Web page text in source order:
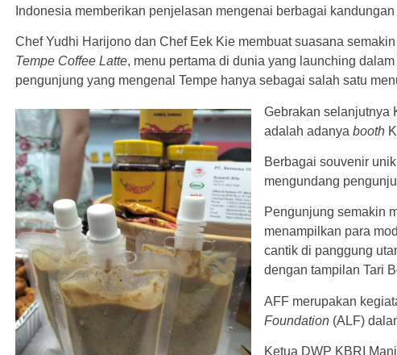
Indonesia memberikan penjelasan mengenai berbagai
Chef Yudhi Harijono dan Chef Eek Kie membuat suasana
Tempe Coffee Latte, menu pertama di dunia yang launching
pengunjung yang mengenal Tempe hanya sebagai salah satu
Gebrakan selanjutnya
adalah adanya booth
Berbagai souvenir
mengundang
Pengunjung semakin
menampilkan para
cantik di panggung
dengan tampilan Tari
AFF merupakan
Foundation (ALF)
Ketua DWP KBRI